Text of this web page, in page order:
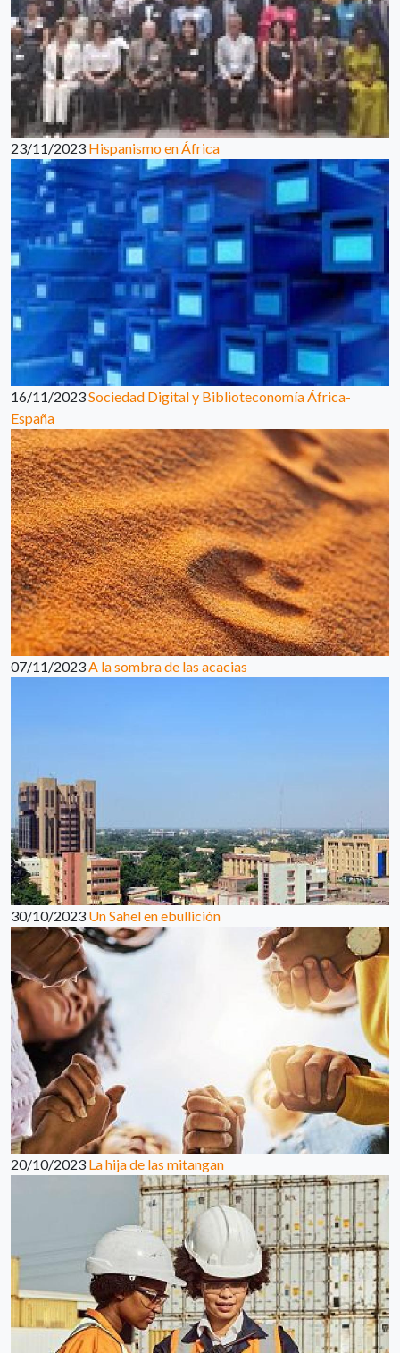
23/11/2023 Hispanismo en África
16/11/2023Sociedad Digital y Biblioteconomía África-
España
07/11/2023A la sombra de las acacias
30/10/2023 Un Sahel en ebullición
20/10/2023 La hija de las mitangan